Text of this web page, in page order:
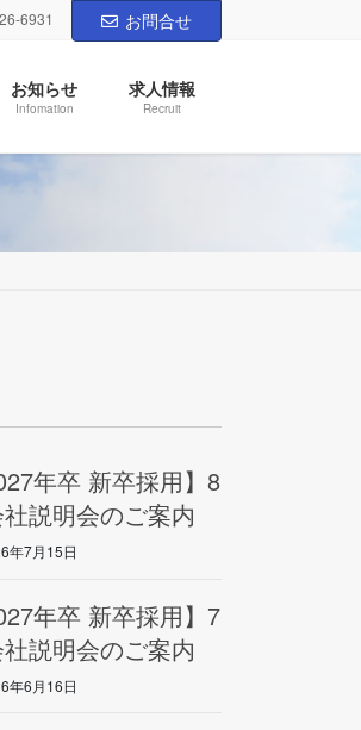
6931 お問合せ
お知らせ
Infomation
求人情報
Recruit
年卒 新卒採用】8
社説明会のご案内
年7月15日
年卒 新卒採用】7
社説明会のご案内
年6月16日